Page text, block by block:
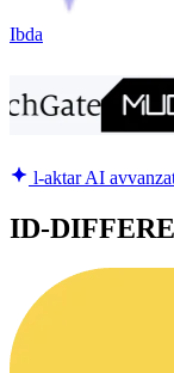
Ibda
l-aktar AI
ID-